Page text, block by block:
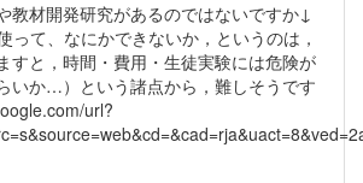
教材開発研究があるのではないですか↓
って、なにかできないか，というのは，
すと，時間・費用・生徒実験には危険が
いか…）という諸点から，難しそうです
url?